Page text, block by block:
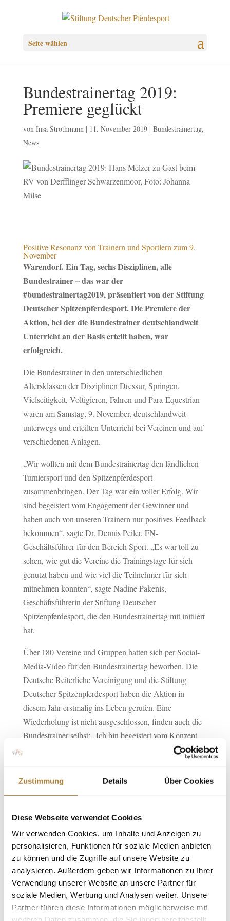
Zustimmung Details Über Cookies
Diese Webseite verwendet Cookies
Wir verwenden Cookies, um Inhalte und Anzeigen zu
personalisieren, Funktionen für soziale Medien anbieten
zu können und die Zugriffe auf unsere Website zu
analysieren. Außerdem geben wir Informationen zu Ihrer
Verwendung unserer Website an unsere Partner für
soziale Medien, Werbung und Analysen weiter. Unsere
Partner führen diese Informationen möglicherweise mit
Seite wählen
Bundestrainertag 2019:
Premiere geglückt
von Insa Strothmann| 11. November 2019| Bundestrainertag,
News
Positive Resonanz von Trainern und Sportlern zum 9.
November
Warendorf. Ein Tag, sechs Disziplinen, alle
Bundestrainer – das war der
#bundestrainertag2019, präsentiert von der Stiftung
Deutscher Spitzenpferdesport. Die Premiere der
Aktion, bei der die Bundestrainer deutschlandweit
Unterricht an der Basis erteilt haben, war
erfolgreich.
Die Bundestrainer in den unterschiedlichen
Altersklassen der Disziplinen Dressur, Springen,
Vielseitigkeit, Voltigieren, Fahren und Para-Equestrian
waren am Samstag, 9. November, deutschlandweit
unterwegs und erteilten Unterricht bei Vereinen und auf
verschiedenen Anlagen.
„Wir wollten mit dem Bundestrainertag den ländlichen
Turniersport und den Spitzenpferdesport
zusammenbringen. Der Tag war ein voller Erfolg. Wir
sind begeistert vom Engagement der Gewinner und
haben auch von unseren Trainern nur positives Feedback
bekommen“, sagte Dr. Dennis Peiler, FN-
Geschäftsführer für den Bereich Sport. „Es war toll zu
sehen, wie gut die Vereine die Trainingstage für sich
genutzt haben und wie viel die Teilnehmer für sich
mitnehmen konnten“, sagte Nadine Pakenis,
Geschäftsführerin der Stiftung Deutscher
Spitzenpferdesport, die den Bundestrainertag mit initiiert
hat.
Über 180 Vereine und Gruppen hatten sich per Social-
Media-Video für den Bundestrainertag beworben. Die
Deutsche Reiterliche Vereinigung und die Stiftung
Deutscher Spitzenpferdesport haben die Aktion in
diesem Jahr erstmalig ins Leben gerufen. Eine
Wiederholung ist nicht ausgeschlossen, finden auch die
Bundestrainer selbst: „Ich bin begeistert vom Konzept
und freue mich auf eine Wiederholung“, sagte Otto
Gahlen zu Gast war.
Ähnlich schätzte auch Hans Melzer, Cheftrainer
Vielseitigkeit, den Tag ein. Er war beim RV von
Bundestrainer ist man oft nur mit Spitzenreitern und
Profis zusammen. Mir hat es unheimlich viel Spaß
gemacht, mit Amateuren zu arbeiten, die gerne
Vielseitigkeit reiten. Außerdem finde ich es gut, dass alle
Trainer dabei sind. Auch wenn wir alle an
unterschiedlichen Orten unterwegs waren, haben wir